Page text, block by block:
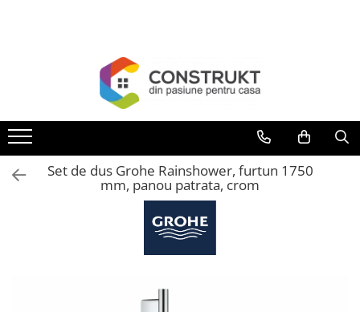
Termoseminee, seminee si sobe
Cazane pe combustibil solid
Cazane pe combustibil gazos/lichid
Aeroterme si destratificatoare de
Set de dus Grohe Rainshower, furtun 1750
mm, panou patrata, crom